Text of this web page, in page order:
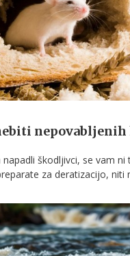
napadli škodljivci, se vam
za deratizacijo, niti
triki, ki ne vključujejo